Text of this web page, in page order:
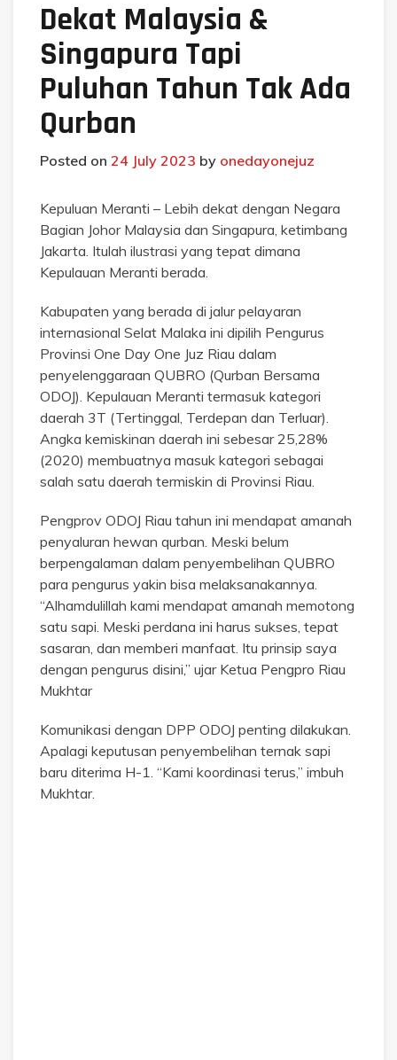
Dekat Malaysia &
Singapura Tapi
Puluhan Tahun Tak Ada
Qurban
Posted on 24 July 2023 by onedayonejuz
Kepuluan Meranti – Lebih dekat dengan Negara
Bagian Johor Malaysia dan Singapura, ketimbang
Jakarta. Itulah ilustrasi yang tepat dimana
Kepulauan Meranti berada.
Kabupaten yang berada di jalur pelayaran
internasional Selat Malaka ini dipilih Pengurus
Provinsi One Day One Juz Riau dalam
penyelenggaraan QUBRO (Qurban Bersama
ODOJ). Kepulauan Meranti termasuk kategori
daerah 3T (Tertinggal, Terdepan dan Terluar).
Angka kemiskinan daerah ini sebesar 25,28%
(2020) membuatnya masuk kategori sebagai
salah satu daerah termiskin di Provinsi Riau.
Pengprov ODOJ Riau tahun ini mendapat amanah
penyaluran hewan qurban. Meski belum
berpengalaman dalam penyembelihan QUBRO
para pengurus yakin bisa melaksanakannya.
“Alhamdulillah kami mendapat amanah memotong
satu sapi. Meski perdana ini harus sukses, tepat
sasaran, dan memberi manfaat. Itu prinsip saya
dengan pengurus disini,” ujar Ketua Pengpro Riau
Mukhtar
Komunikasi dengan DPP ODOJ penting dilakukan.
Apalagi keputusan penyembelihan ternak sapi
baru diterima H-1. “Kami koordinasi terus,” imbuh
Mukhtar.